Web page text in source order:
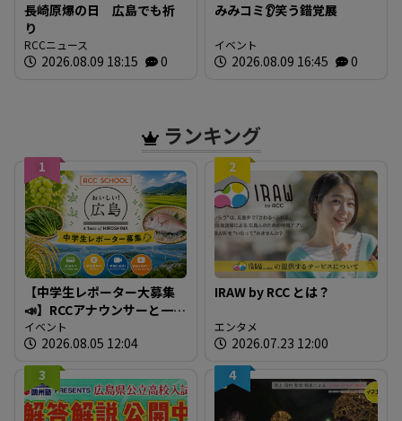
長崎原爆の日 広島でも祈
り
RCCニュース
2026.08.09 18:15 0
みみコミ👂笑う錯覚展
イベント
2026.08.09 16:45 0
ランキング
1
【中学生レポーター大募集
📣】RCCアナウンサーと一緒
に「広島の食」の現場を取
材しよう！
イベント
2026.08.05 12:04
2
IRAW by RCC とは？
エンタメ
2026.07.23 12:00
3
4